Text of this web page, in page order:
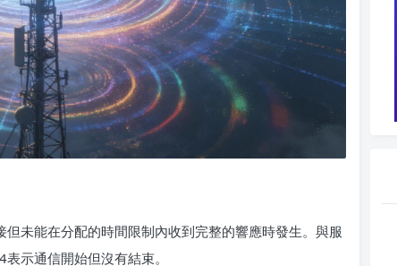
未能在分配的時間限制內收到完整的響應時發生。與服
示通信開始但沒有結束。